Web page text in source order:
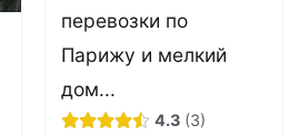
перевозки по
Парижу и мелкий
дом...
4.3 3